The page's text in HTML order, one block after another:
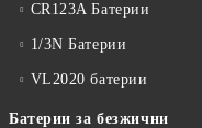
CR123A Батерии
1/3N Батерии
VL2020 батерии
Батерии за безжични